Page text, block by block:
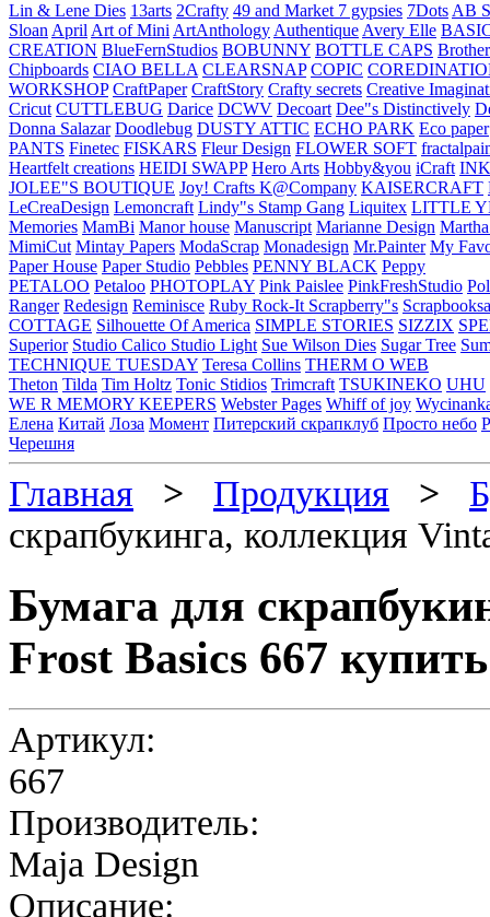
Lin & Lene Dies 13arts 2Crafty 49 and Market 7 gypsies 7Dots AB
Sloan April Art of Mini ArtAnthology Authentique Avery Elle
CREATION BlueFernStudios BOBUNNY BOTTLE CAPS Brother
Chipboards CIAO BELLA CLEARSNAP COPIC
WORKSHOP CraftPaper CraftStory Crafty secrets Creative
Cricut CUTTLEBUG Darice DCWV Decoart Dee"s Distinctively
Donna Salazar Doodlebug DUSTY ATTIC ECHO PARK Eco paper
PANTS Finetec FISKARS Fleur Design FLOWER SOFT
Heartfelt creations HEIDI SWAPP Hero Arts Hobby&you iCraft
JOLEE"S BOUTIQUE Joy! Crafts K@Company KAISERCRAFT
LeCreaDesign Lemoncraft Lindy"s Stamp Gang Liquitex LITTLE
Memories MamBi Manor house Manuscript Marianne Design
MimiCut Mintay Papers ModaScrap Monadesign Mr.Painter My
Paper House Paper Studio Pebbles PENNY BLACK Peppy
PETALOO Petaloo PHOTOPLAY Pink Paislee PinkFreshStudio
Ranger Redesign Reminisce Ruby Rock-It Scrapberry"s
COTTAGE Silhouette Of America SIMPLE STORIES SIZZIX
Superior Studio Calico Studio Light Sue Wilson Dies Sugar Tree
TECHNIQUE TUESDAY Teresa Collins THERM O WEB
Theton Tilda Tim Holtz Tonic Stidios Trimcraft TSUKINEKO UHU
WE R MEMORY KEEPERS Webster Pages Whiff of joy
Елена Китай Лоза Момент Питерский скрапклуб Просто небо
Черешня
Главная > Продукция >
скрапбукинга, коллекция
Бумага для
Frost Basics 667 купить
Артикул:
667
Производитель:
Maja Design
Описание: